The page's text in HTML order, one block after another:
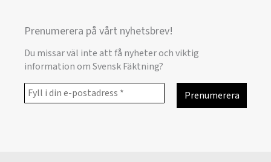
Prenumerera på vårt nyhetsbrev!
Du missar väl inte att få nyheter och viktig
information om Svensk Fäktning?